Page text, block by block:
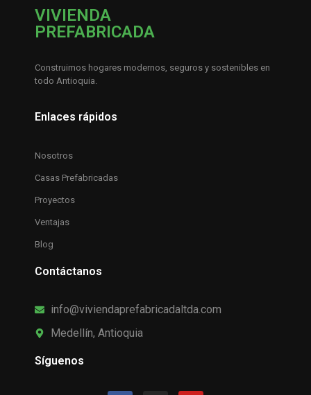
VIVIENDA
PREFABRICADA
Construimos hogares modernos, seguros y sostenibles en
todo Antioquia.
Enlaces rápidos
Nosotros
Casas Prefabricadas
Proyectos
Ventajas
Blog
Contáctanos
info@viviendaprefabricadaltda.com
Medellín, Antioquia
Síguenos